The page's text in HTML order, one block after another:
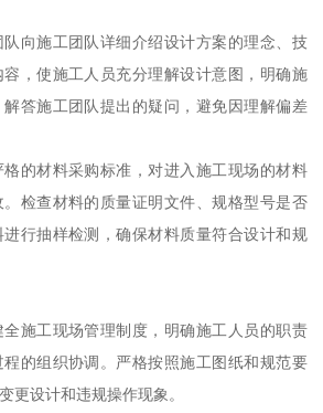
向施工团队详细介绍设计方案的理念、技
，使施工人员充分理解设计意图，明确施
答施工团队提出的疑问，避免因理解偏差
的材料采购标准，对进入施工现场的材料
检查材料的质量证明文件、规格型号是否
行抽样检测，确保材料质量符合设计和规
施工现场管理制度，明确施工人员的职责
的组织协调。严格按照施工图纸和规范要
更设计和违规操作现象。